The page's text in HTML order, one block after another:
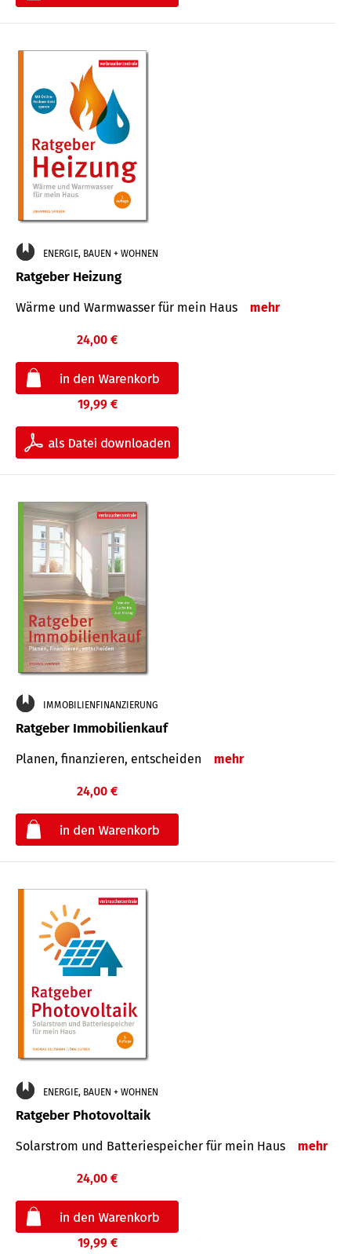
ENERGIE, BAUEN + WOHNEN
Ratgeber Heizung
Wärme und Warmwasser für mein Haus mehr
24,00 €
19,99 €
IMMOBILIENFINANZIERUNG
Ratgeber Immobilienkauf
Planen, finanzieren, entscheiden mehr
24,00 €
ENERGIE, BAUEN + WOHNEN
Ratgeber Photovoltaik
Solarstrom und Batteriespeicher für mein Haus mehr
24,00 €
19,99 €